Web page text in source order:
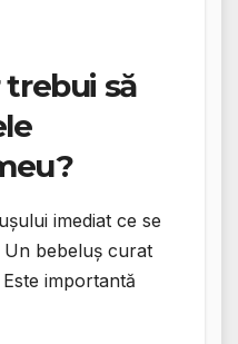
trebui să
imediat ce se
Un bebeluș curat
importantă